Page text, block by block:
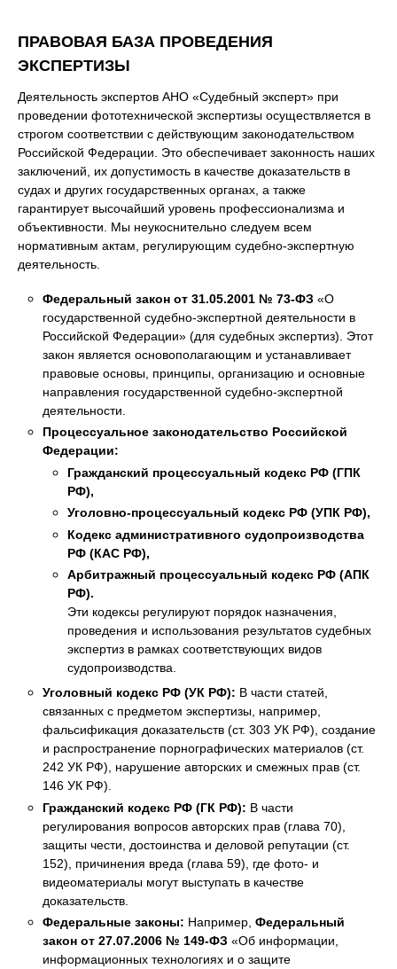
ПРАВОВАЯ БАЗА ПРОВЕДЕНИЯ
ЭКСПЕРТИЗЫ
Деятельность экспертов АНО «Судебный эксперт» при
проведении фототехнической экспертизы осуществляется в
строгом соответствии с действующим законодательством
Российской Федерации. Это обеспечивает законность наших
заключений, их допустимость в качестве доказательств в
судах и других государственных органах, а также
гарантирует высочайший уровень профессионализма и
объективности. Мы неукоснительно следуем всем
нормативным актам, регулирующим судебно-экспертную
деятельность.
Федеральный закон от 31.05.2001 № 73-ФЗ «О
государственной судебно-экспертной деятельности в
Российской Федерации» (для судебных экспертиз). Этот
закон является основополагающим и устанавливает
правовые основы, принципы, организацию и основные
направления государственной судебно-экспертной
деятельности.
Процессуальное законодательство Российской
Федерации:
Гражданский процессуальный кодекс РФ (ГПК
РФ),
Уголовно-процессуальный кодекс РФ (УПК РФ),
Кодекс административного судопроизводства
РФ (КАС РФ),
Арбитражный процессуальный кодекс РФ (АПК
РФ).
Эти кодексы регулируют порядок назначения,
проведения и использования результатов судебных
экспертиз в рамках соответствующих видов
судопроизводства.
Уголовный кодекс РФ (УК РФ): В части статей,
связанных с предметом экспертизы, например,
фальсификация доказательств (ст. 303 УК РФ), создание
и распространение порнографических материалов (ст.
242 УК РФ), нарушение авторских и смежных прав (ст.
146 УК РФ).
Гражданский кодекс РФ (ГК РФ): В части
регулирования вопросов авторских прав (глава 70),
защиты чести, достоинства и деловой репутации (ст.
152), причинения вреда (глава 59), где фото- и
видеоматериалы могут выступать в качестве
доказательств.
Федеральные законы: Например, Федеральный
закон от 27.07.2006 № 149-ФЗ «Об информации,
информационных технологиях и о защите